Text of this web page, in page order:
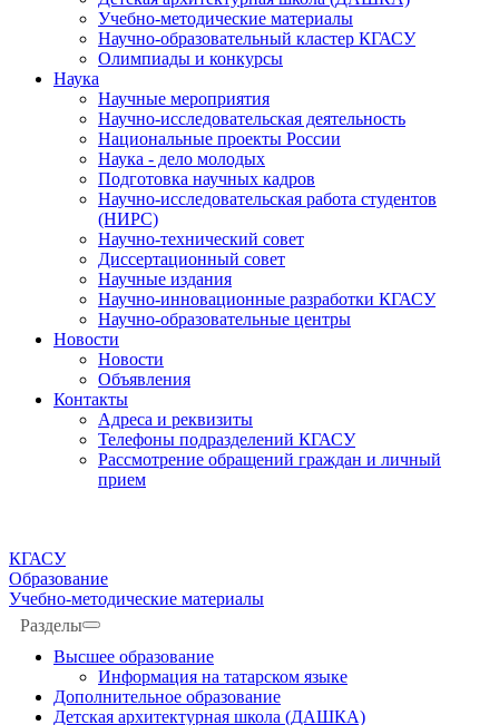
Учебно-методические материалы
Научно-образовательный кластер КГАСУ
Олимпиады и конкурсы
Наука
Научные мероприятия
Научно-исследовательская деятельность
Национальные проекты России
Наука - дело молодых
Подготовка научных кадров
Научно-исследовательская работа студентов
(НИРС)
Научно-технический совет
Диссертационный совет
Научные издания
Научно-инновационные разработки КГАСУ
Научно-образовательные центры
Новости
Новости
Объявления
Контакты
Адреса и реквизиты
Телефоны подразделений КГАСУ
Рассмотрение обращений граждан и личный
прием
КГАСУ
Образование
Учебно-методические материалы
Разделы
Высшее образование
Информация на татарском языке
Дополнительное образование
Детская архитектурная школа (ДАШКА)